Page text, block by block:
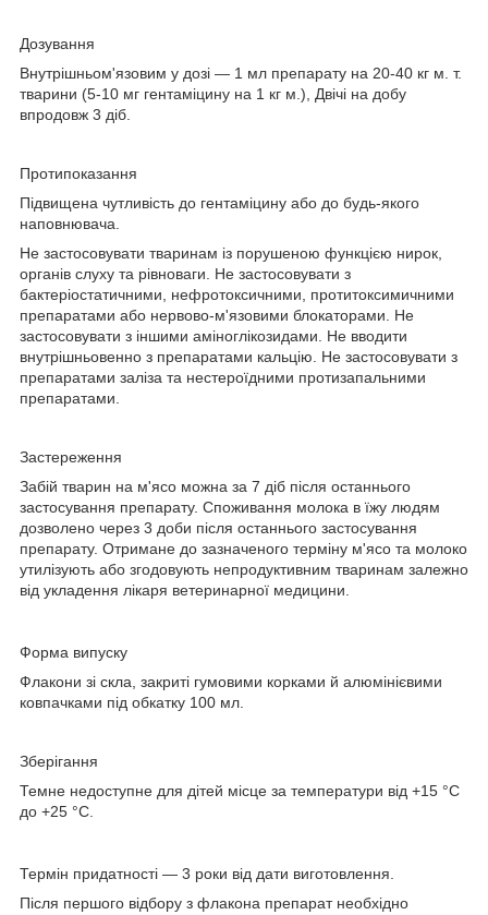
Дозування
Внутрішньом'язовим у дозі — 1 мл препарату на 20-40 кг м. т.
тварини (5-10 мг гентаміцину на 1 кг м.), Двічі на добу
впродовж 3 діб.
Протипоказання
Підвищена чутливість до гентаміцину або до будь-якого
наповнювача.
Не застосовувати тваринам із порушеною функцією нирок,
органів слуху та рівноваги. Не застосовувати з
бактеріостатичними, нефротоксичними, протитоксимичними
препаратами або нервово-м'язовими блокаторами. Не
застосовувати з іншими аміноглікозидами. Не вводити
внутрішньовенно з препаратами кальцію. Не застосовувати з
препаратами заліза та нестероїдними протизапальними
препаратами.
Застереження
Забій тварин на м'ясо можна за 7 діб після останнього
застосування препарату. Споживання молока в їжу людям
дозволено через 3 доби після останнього застосування
препарату. Отримане до зазначеного терміну м'ясо та молоко
утилізують або згодовують непродуктивним тваринам залежно
від укладення лікаря ветеринарної медицини.
Форма випуску
Флакони зі скла, закриті гумовими корками й алюмінієвими
ковпачками під обкатку 100 мл.
Зберігання
Темне недоступне для дітей місце за температури від +15 °C
до +25 °C.
Термін придатності — 3 роки від дати виготовлення.
Після першого відбору з флакона препарат необхідно